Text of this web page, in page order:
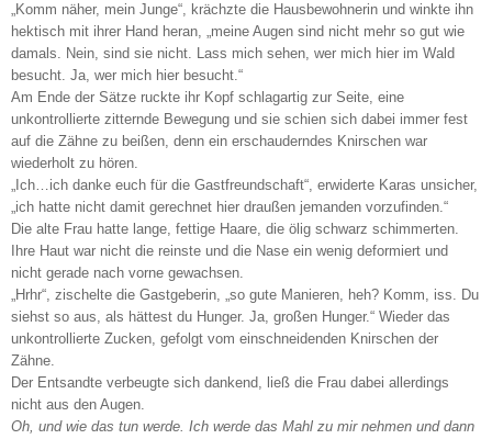
„Komm näher, mein Junge“, krächzte die Hausbewohnerin und winkte ihn
hektisch mit ihrer Hand heran, „meine Augen sind nicht mehr so gut wie
damals. Nein, sind sie nicht. Lass mich sehen, wer mich hier im Wald
besucht. Ja, wer mich hier besucht.“
Am Ende der Sätze ruckte ihr Kopf schlagartig zur Seite, eine
unkontrollierte zitternde Bewegung und sie schien sich dabei immer fest
auf die Zähne zu beißen, denn ein erschauderndes Knirschen war
wiederholt zu hören.
„Ich…ich danke euch für die Gastfreundschaft“, erwiderte Karas unsicher,
„ich hatte nicht damit gerechnet hier draußen jemanden vorzufinden.“
Die alte Frau hatte lange, fettige Haare, die ölig schwarz schimmerten.
Ihre Haut war nicht die reinste und die Nase ein wenig deformiert und
nicht gerade nach vorne gewachsen.
„Hrhr“, zischelte die Gastgeberin, „so gute Manieren, heh? Komm, iss. Du
siehst so aus, als hättest du Hunger. Ja, großen Hunger.“ Wieder das
unkontrollierte Zucken, gefolgt vom einschneidenden Knirschen der
Zähne.
Der Entsandte verbeugte sich dankend, ließ die Frau dabei allerdings
nicht aus den Augen.
Oh, und wie das tun werde. Ich werde das Mahl zu mir nehmen und dann